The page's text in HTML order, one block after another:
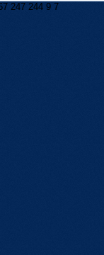
7
9
244
247